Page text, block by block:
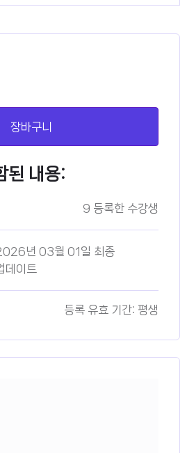
장바구니
된 내용:
9 등록한 수강생
년 03월 01일 최종
데이트
등록 유효 기간: 평생